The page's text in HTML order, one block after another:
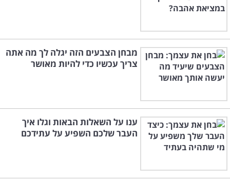
מבחן הצבעים הזה יגלה לך מה אתה
צריך עכשיו כדי להיות מאושר
ענו על השאלות הבאות וגלו איך
העבר שלכם השפיע על עתידכם